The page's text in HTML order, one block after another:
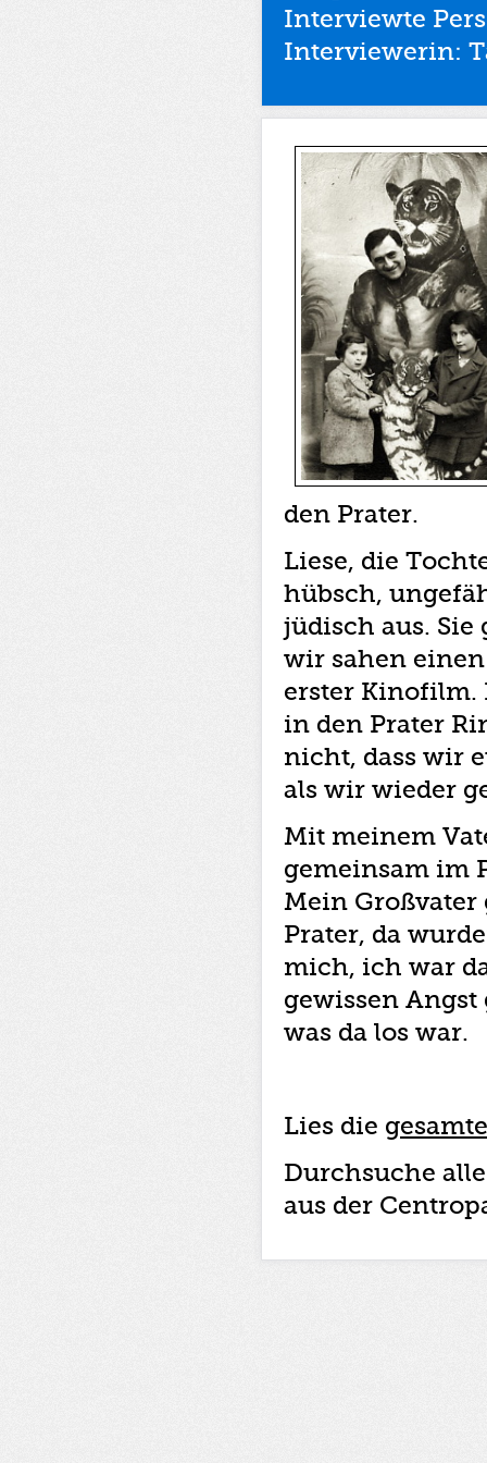
Interviewte
Interviewerin:
den Prater.
Liese, die
hübsch,
jüdisch aus.
wir sahen
erster Kinofilm.
in den Prater
nicht, dass wir
als wir wieder
Mit meinem
gemeinsam im
Mein
Prater, da
mich, ich war
gewissen
was da los war.
Lies die
Durchsuche
aus der